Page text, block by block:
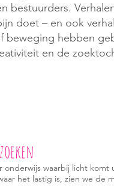
bestuurders.
doet – en ook
beweging hebben
en de
onderwijs waarbij licht komt
het lastig is, zien we de